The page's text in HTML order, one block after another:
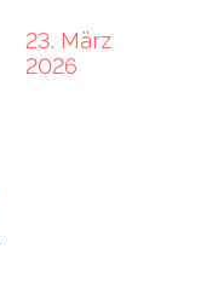
23. März
2026